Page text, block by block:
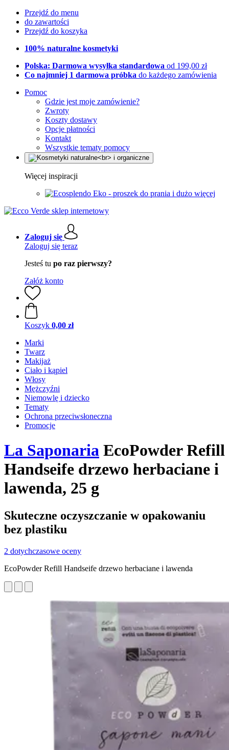
Przejdź do menu
do zawartości
Przejdź do koszyka
100% naturalne kosmetyki
Polska: Darmowa wysyłka standardowa od 199,00 zł
Co najmniej 1 darmowa próbka do każdego zamówienia
Pomoc
Gdzie jest moje zamówienie?
Zwroty
Koszty dostawy
Opcje płatności
Kontakt
Wszystkie tematy pomocy
Więcej inspiracji
Eko - proszek do prania i dużo więcej
Zaloguj się
Zaloguj się teraz
Jesteś tu po raz pierwszy?
Załóż konto
Koszyk 0,00 zł
Marki
Twarz
Makijaż
Ciało i kąpiel
Włosy
Mężczyźni
Niemowlę i dziecko
Tematy
Ochrona przeciwsłoneczna
Promocje
La Saponaria EcoPowder Refill
Handseife drzewo herbaciane i
lawenda, 25 g
Skuteczne oczyszczanie w opakowaniu
bez plastiku
2 dotychczasowe oceny
EcoPowder Refill Handseife drzewo herbaciane i lawenda